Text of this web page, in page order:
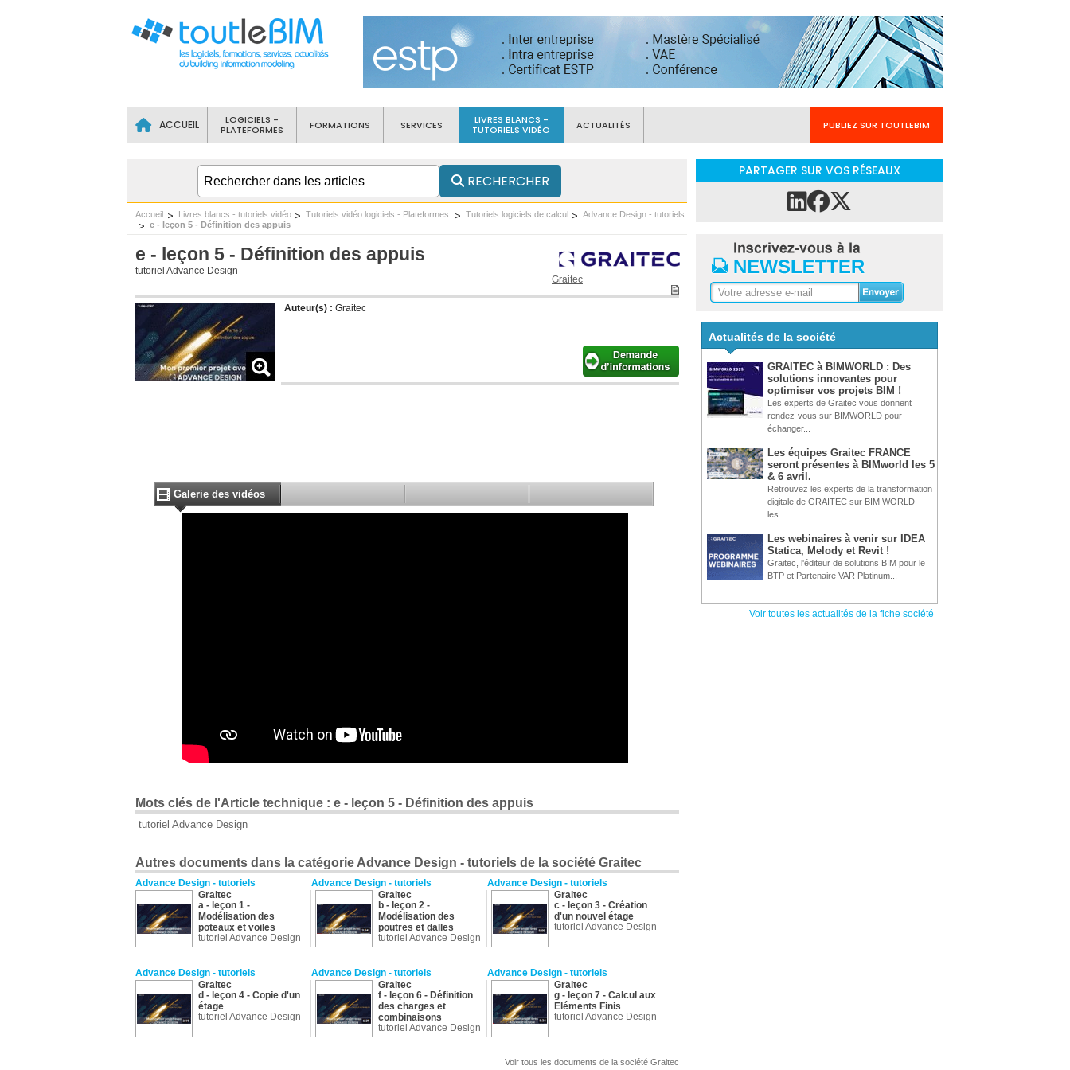
ACCUEIL
LOGICIELS -
PLATEFORMES
FORMATIONS SERVICES
LIVRES BLANCS -
TUTORIELS VIDÉO
ACTUALITÉS PUBLIEZ SUR TOUTLEBIM
RECHERCHER
Accueil Livres blancs - tutoriels vidéo Tutoriels vidéo logiciels - Plateformes Tutoriels logiciels de calcul
Advance Design - tutoriels
e - leçon 5 - Définition des appuis
e - leçon 5 - Définition des appuis
tutoriel Advance Design
Graitec
Auteur(s) : Graitec
Galerie des vidéos
Mots clés de l'Article technique : e - leçon 5 - Définition des appuis
tutoriel Advance Design
Autres documents dans la catégorie Advance Design - tutoriels de la société Graitec
Advance Design - tutoriels Advance Design - tutoriels
Advance Design - tutoriels
Graitec
a - leçon 1 -
Modélisation des
poteaux et voiles
tutoriel Advance Design
Graitec
b - leçon 2 -
Modélisation des
poutres et dalles
tutoriel Advance Design
Graitec
c - leçon 3 - Création
d'un nouvel étage
tutoriel Advance Design
Advance Design - tutoriels Advance Design - tutoriels
Advance Design - tutoriels
Graitec
d - leçon 4 - Copie d'un
étage
tutoriel Advance Design
Graitec
f - leçon 6 - Définition
des charges et
combinaisons
tutoriel Advance Design
Graitec
g - leçon 7 - Calcul aux
Eléments Finis
tutoriel Advance Design
Advance Design - tutoriels
Voir tous les documents de la société Graitec
PARTAGER SUR VOS RÉSEAUX
Actualités de la société
GRAITEC à BIMWORLD : Des
solutions innovantes pour
optimiser vos projets BIM !
Les experts de Graitec vous donnent
rendez-vous sur BIMWORLD pour
échanger...
Les équipes Graitec FRANCE
seront présentes à BIMworld les 5
& 6 avril.
Retrouvez les experts de la transformation
digitale de GRAITEC sur BIM WORLD
les...
Les webinaires à venir sur IDEA
Statica, Melody et Revit !
Graitec, l'éditeur de solutions BIM pour le
BTP et Partenaire VAR Platinum...
Voir toutes les actualités de la fiche société